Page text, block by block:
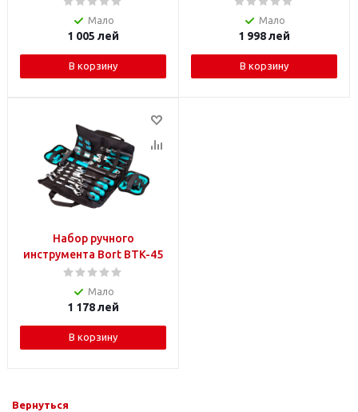
Мало
1 005 лей
В корзину
Мало
1 998лей
В корзину
Набор ручного
инструмента Bort BTK-45
Мало
1 178лей
В корзину
Вернуться